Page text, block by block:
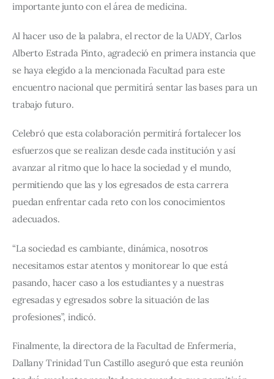
importante junto con el área de medicina.
Al hacer uso de la palabra, el rector de la UADY, Carlos
Alberto Estrada Pinto, agradeció en primera instancia que
se haya elegido a la mencionada Facultad para este
encuentro nacional que permitirá sentar las bases para un
trabajo futuro.
Celebró que esta colaboración permitirá fortalecer los
esfuerzos que se realizan desde cada institución y así
avanzar al ritmo que lo hace la sociedad y el mundo,
permitiendo que las y los egresados de esta carrera
puedan enfrentar cada reto con los conocimientos
adecuados.
“La sociedad es cambiante, dinámica, nosotros
necesitamos estar atentos y monitorear lo que está
pasando, hacer caso a los estudiantes y a nuestras
egresadas y egresados sobre la situación de las
profesiones”, indicó.
Finalmente, la directora de la Facultad de Enfermería,
Dallany Trinidad Tun Castillo aseguró que esta reunión